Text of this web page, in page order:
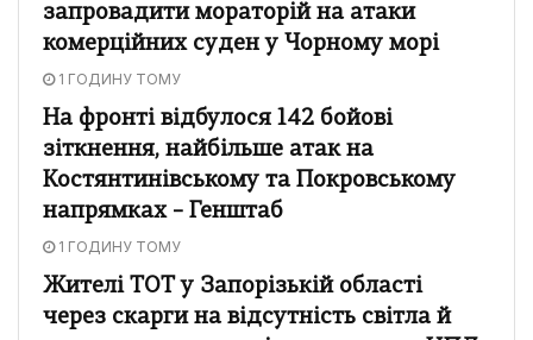
запровадити мораторій на атаки
комерційних суден у Чорному морі
1 ГОДИНУ ТОМУ
На фронті відбулося 142 бойові
зіткнення, найбільше атак на
Костянтинівському та Покровському
напрямках – Генштаб
1 ГОДИНУ ТОМУ
Жителі ТОТ у Запорізькій області
через скарги на відсутність світла й